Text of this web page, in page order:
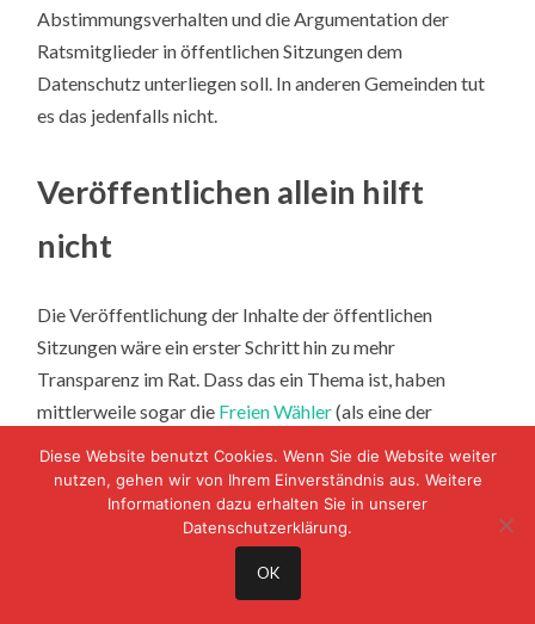
Abstimmungsverhalten und die Argumentation der
Ratsmitglieder in öffentlichen Sitzungen dem
Datenschutz unterliegen soll. In anderen Gemeinden tut
es das jedenfalls nicht.
Veröffentlichen allein hilft
nicht
Die Veröffentlichung der Inhalte der öffentlichen
Sitzungen wäre ein erster Schritt hin zu mehr
Transparenz im Rat. Dass das ein Thema ist, haben
mittlerweile sogar die Freien Wähler(als eine der
Rat) in Uhldingen-Mühlhofen entdeckt.
Das Problem dabei ist, dass Entscheidungen in unserer
Gemeinde gerne in nichtöffentlichen Sitzungen so lange
„vorbereitet“ werden, bis ein Ergebnis vorliegt. Dieser
Austausch von Meinungen und Argumenten bleibt dann
Diese Website benutzt Cookies. Wenn Sie die Website weiter
nutzen, gehen wir von Ihrem Einverständnis aus. Weitere
Informationen dazu erhalten Sie in unserer
Datenschutzerklärung.
OK